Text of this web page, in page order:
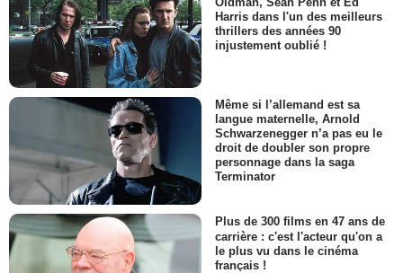
Harris dans l'un des meilleurs
thrillers des années 90
injustement oublié !
Même si l’allemand est sa
langue maternelle, Arnold
Schwarzenegger n’a pas eu le
droit de doubler son propre
personnage dans la saga
Terminator
Plus de 300 films en 47 ans de
carrière : c'est l'acteur qu'on a
le plus vu dans le cinéma
français !